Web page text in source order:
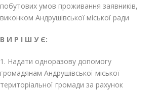
побутових умов проживання заявників,
виконком Андрушівської міської ради
В И Р І Ш У Є:
1. Надати одноразову допомогу
громадянам Андрушівської міської
територіальної громади за рахунок